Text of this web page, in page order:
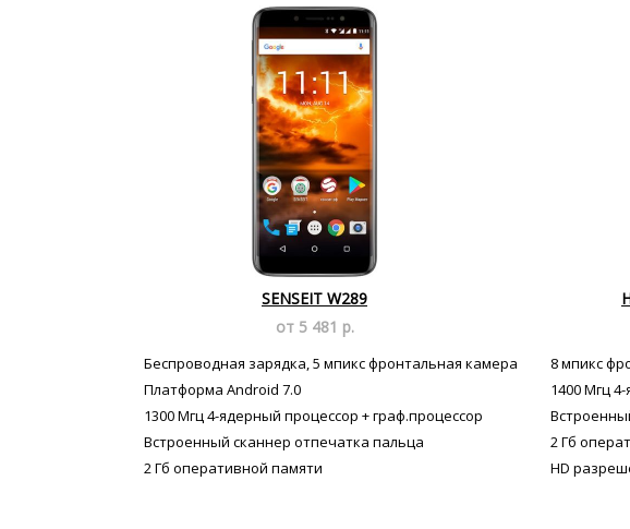
SENSEIT W289
от 5 481 р.
Беспроводная зарядка, 5 мпикс фронтальная камера
Платформа Android 7.0
1300 Мгц 4-ядерный процессор + граф.процессор
Встроенный сканнер отпечатка пальца
2 Гб оперативной памяти
8 мпикс
1400 Мгц
2 Гб
HD